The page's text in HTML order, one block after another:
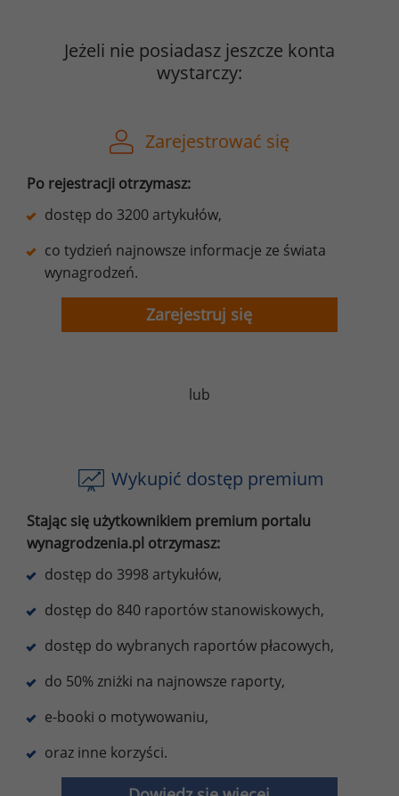
Jeżeli nie posiadasz jeszcze konta
wystarczy:
Zarejestrować się
Po rejestracji otrzymasz:
dostęp do 3200 artykułów,
co tydzień najnowsze informacje ze świata
wynagrodzeń.
Zarejestruj się
lub
Wykupić dostęp premium
Stając się użytkownikiem premium portalu
wynagrodzenia.pl otrzymasz:
dostęp do 3998 artykułów,
dostęp do 840 raportów stanowiskowych,
dostęp do wybranych raportów płacowych,
do 50% zniżki na najnowsze raporty,
e-booki o motywowaniu,
oraz inne korzyści.